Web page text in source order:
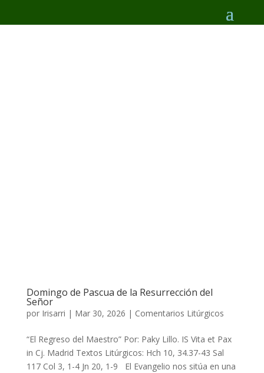
Domingo de Pascua de la Resurrección del
Señor
por Irisarri | Mar 30, 2026 | Comentarios Litúrgicos
“El Regreso del Maestro” Por: Paky Lillo. IS Vita et Pax
in Cj. Madrid Textos Litúrgicos: Hch 10, 34.37-43 Sal
117 Col 3, 1-4 Jn 20, 1-9 El Evangelio nos sitúa en una